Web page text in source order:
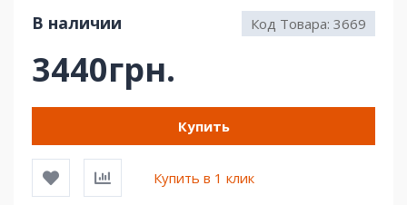
В наличии Код Товара: 3669
3440грн.
Купить
Купить в 1 клик